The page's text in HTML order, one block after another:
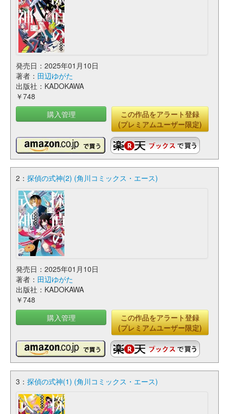
発売日：2025年01月10日
著者： 田辺ゆがた
出版社：KADOKAWA
￥748
購入管理
この作品をアラート登録
(プレミアムユーザー限定)
2： 探偵の式神(2) (角川コミックス・エース)
発売日：2025年01月10日
著者： 田辺ゆがた
出版社：KADOKAWA
￥748
購入管理
この作品をアラート登録
(プレミアムユーザー限定)
3： 探偵の式神(1) (角川コミックス・エース)